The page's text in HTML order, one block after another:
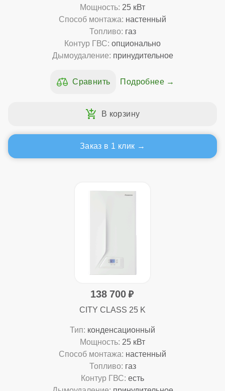
Мощность: 25 кВт
Способ монтажа: настенный
Топливо: газ
Контур ГВС: опционально
Дымоудаление: принудительное
Подробнее
Заказ в 1 клик
138 700
CITY CLASS 25 K
Тип: конденсационный
Мощность: 25 кВт
Способ монтажа: настенный
Топливо: газ
Контур ГВС: есть